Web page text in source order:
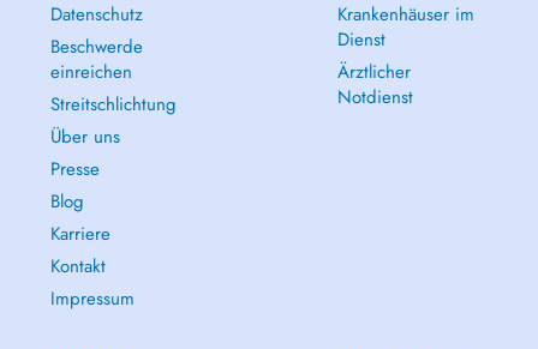
Datenschutz
Beschwerde
einreichen
Streitschlichtung
Über uns
Presse
Blog
Karriere
Kontakt
Impressum
Krankenhäuser im
Dienst
Ärztlicher
Notdienst